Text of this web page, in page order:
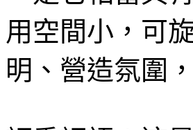
用空間小，可
明、營造氛圍